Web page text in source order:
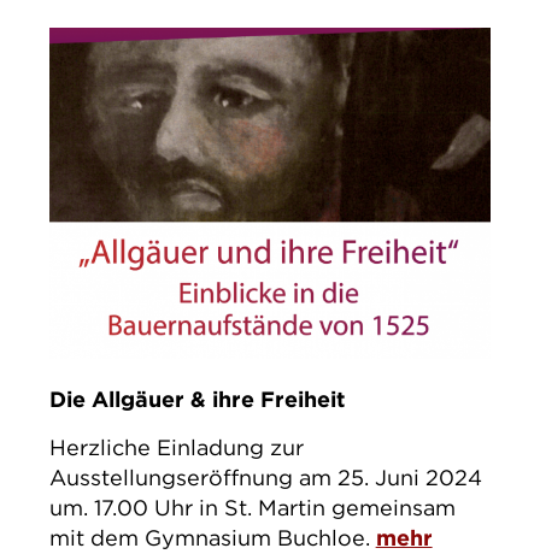
Die Allgäuer & ihre Freiheit
Herzliche Einladung zur
Ausstellungseröffnung am 25. Juni 2024
um. 17.00 Uhr in St. Martin gemeinsam
mit dem Gymnasium Buchloe. mehr